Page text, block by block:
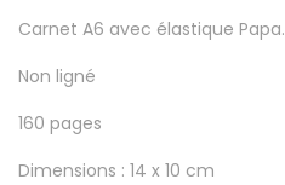
Carnet A6 avec élastique Papa.
Non ligné
160 pages
Dimensions : 14 x 10 cm